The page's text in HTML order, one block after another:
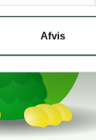
Afvis